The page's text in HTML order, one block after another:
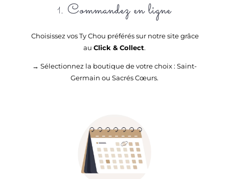
FAIT AVEC PASSION
1. Commandez en ligne
Choisissez vos Ty Chou préférés sur notre site grâce
au Click & Collect.
→ Sélectionnez la boutique de votre choix : Saint-
Germain ou Sacrés Cœurs.